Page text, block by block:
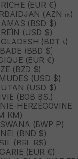
(EUR €)
(AZN ₼)
(BSD $)
(USD $)
(BDT ৳)
(BBD $)
(EUR €)
(BZD $)
(USD $)
(USD $)
(BOB BS.)
HERZÉGOVINE
КМ)
(BWP P)
(BND $)
(BRL R$)
(EUR €)